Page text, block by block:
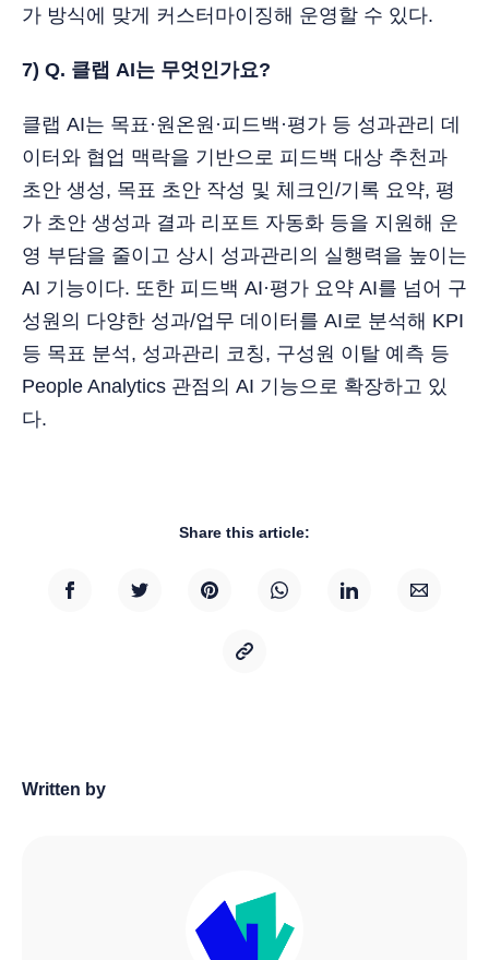
가 방식에 맞게 커스터마이징해 운영할 수 있다.
7) Q. 클랩 AI는 무엇인가요?
클랩 AI는 목표·원온원·피드백·평가 등 성과관리 데
이터와 협업 맥락을 기반으로 피드백 대상 추천과
초안 생성, 목표 초안 작성 및 체크인/기록 요약, 평
가 초안 생성과 결과 리포트 자동화 등을 지원해 운
영 부담을 줄이고 상시 성과관리의 실행력을 높이는
AI 기능이다. 또한 피드백 AI·평가 요약 AI를 넘어 구
성원의 다양한 성과/업무 데이터를 AI로 분석해 KPI
등 목표 분석, 성과관리 코칭, 구성원 이탈 예측 등
People Analytics 관점의 AI 기능으로 확장하고 있
다.
Share this article:
Written by